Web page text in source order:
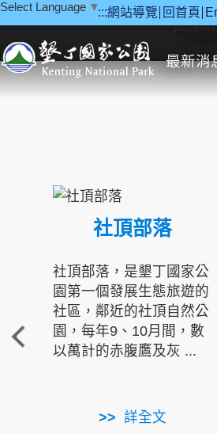
:::網站導覽 回首頁
Select Language ▼
最新消
教育
社頂部落
社頂部落，是墾丁國家公
園第一個發展生態旅遊的
社區，鄰近的社頂自然公
園，每年9、10月間，數
以萬計的赤腹鷹及灰 ...
詳全文